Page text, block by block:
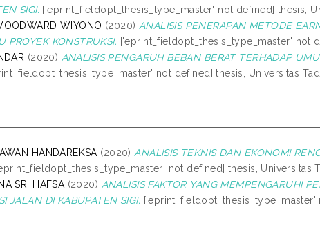
SIGI. ['eprint_fieldopt_thesis_type_master' not defined] thesis,
WIYONO (2020) ANALISIS PENERAPAN METODE
PROYEK KONSTRUKSI. ['eprint_fieldopt_thesis_type_master' not
(2020) ANALISIS PENGARUH BEBAN BERAT TERHADAP
not defined] thesis, Universitas
HANDAREKSA (2020) ANALISIS TEKNIS DAN EKONOMI
not defined] thesis, Universitas
SRI HAFSA (2020) ANALISIS FAKTOR YANG MEMPENGARUHI
JALAN DI KABUPATEN SIGI. ['eprint_fieldopt_thesis_type_master'